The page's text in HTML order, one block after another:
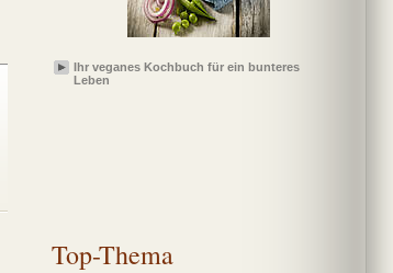
Ihr veganes Kochbuch für ein bunteres
Leben
Top-Thema